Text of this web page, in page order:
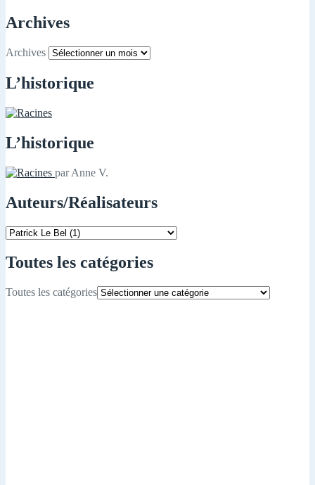
Archives
Archives
L’historique
L’historique
par Anne V.
Auteurs/Réalisateurs
Toutes les catégories
Toutes les catégories